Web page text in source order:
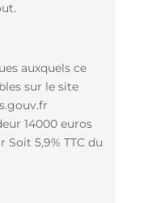
auxquels ce
sur le site
14000 euros
Soit 5,9% TTC du